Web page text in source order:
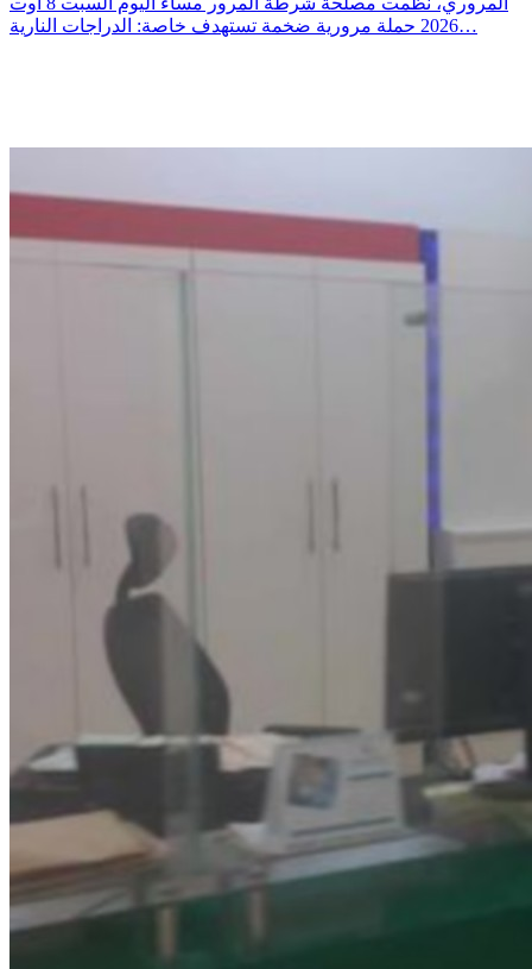
2026 حملة مرورية ضخمة تستهدف خاصة: الدراجات النارية…